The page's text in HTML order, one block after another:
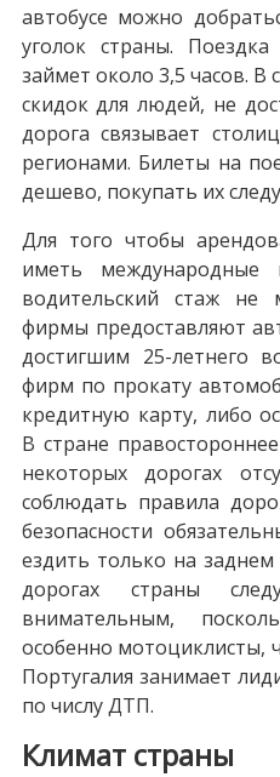
автобусе можно
уголок страны.
займет около 3,5 часов. В
скидок для людей, не
дорога связывает
регионами. Билеты на
дешево, покупать их
Для того чтобы
иметь международные
водительский стаж не
фирмы предоставляют
достигшим 25-летнего
фирм по прокату
кредитную карту, либо
В стране
некоторых дорогах
соблюдать правила
безопасности
ездить только на
дорогах страны
внимательным,
особенно мотоциклисты,
Португалия занимает
по числу ДТП.
Климат страны